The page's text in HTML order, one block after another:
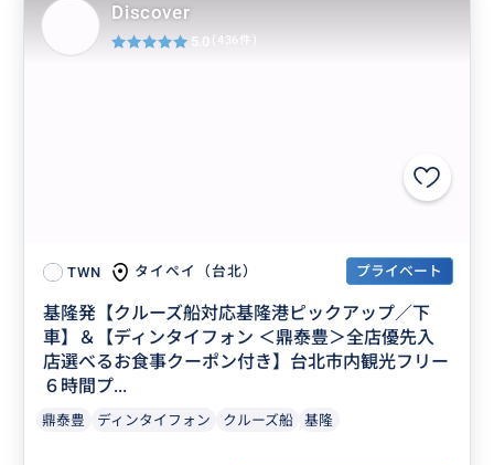
TWN タイペイ（台北） プライベート
基隆発【クルーズ船対応基隆港ピックアップ／下
車】＆【ディンタイフォン ＜鼎泰豊＞全店優先入
店選べるお食事クーポン付き】台北市内観光フリー
６時間プ...
鼎泰豊 ディンタイフォン クルーズ船 基隆
Discover
5.0 (436件)